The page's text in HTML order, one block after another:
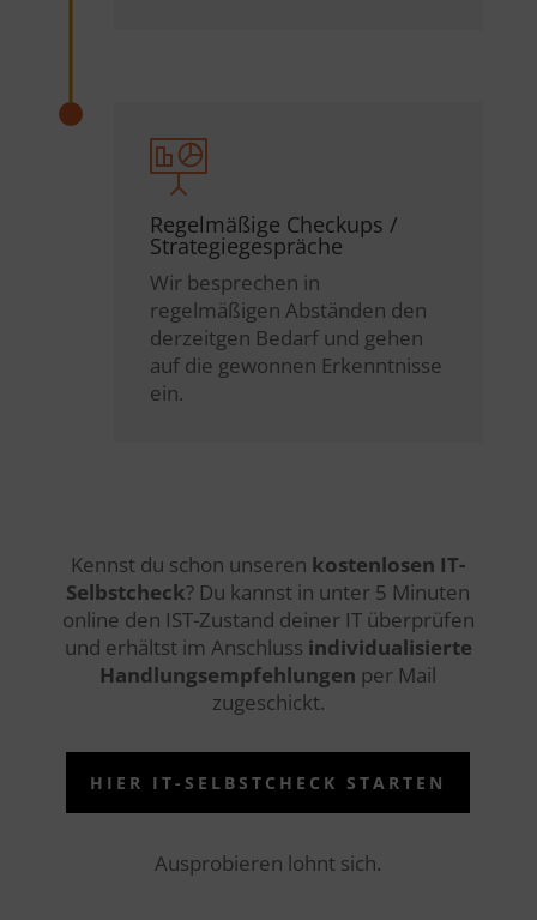
Regelmäßige Checkups /
Strategiegespräche
Wir besprechen in
regelmäßigen Abständen den
derzeitgen Bedarf und gehen
auf die gewonnen Erkenntnisse
ein.
Kennst du schon unseren kostenlosen IT-
Selbstcheck? Du kannst in unter 5 Minuten
online den IST-Zustand deiner IT überprüfen
und erhältst im Anschluss individualisierte
Handlungsempfehlungen per Mail
zugeschickt.
HIER IT-SELBSTCHECK STARTEN
Ausprobieren lohnt sich.